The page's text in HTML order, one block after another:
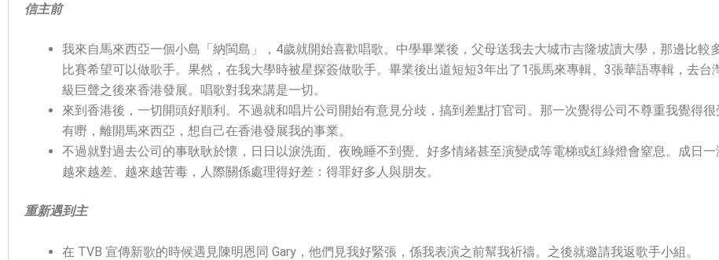
信主前
我來自馬來西亞一個小島「納閩島」，4歲就開始喜歡唱歌。中學畢業後，父母送我去大城市吉隆坡讀大學，那邊比較
比賽希望可以做歌手。果然，在我大學時被星探簽做歌手。畢業後出道短短3年出了1張馬來專輯、3張華語專輯，去台
級巨聲之後來香港發展。唱歌對我來講是一切。
來到香港後，一切開頭好順利。不過就和唱片公司開始有意見分歧，搞到差點打官司。那一次覺得公司不尊重我覺得
有嘢，離開馬來西亞，想自己在香港發展我的事業。
不過就對過去公司的事耿耿於懷，日日以淚洗面、夜晚睡不到覺、好多情緒甚至演變成等電梯或紅綠燈會窒息。成日
越來越差、越來越苦毒，人際關係處理得好差：得罪好多人與朋友。
重新遇到主
在 TVB 宣傳新歌的時候遇見陳明恩同 Gary，他們見我好緊張，係我表演之前幫我祈禱。之後就邀請我返歌手小組。